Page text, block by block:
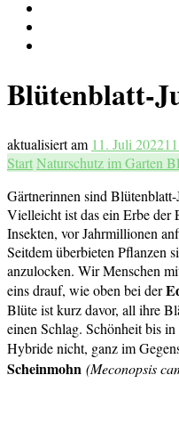
Blütenblatt-
aktualisiert am 11. Juli 2022
StartNaturschutz im Garten
Gärtnerinnen sind
Vielleicht ist das ein Erbe der
Insekten, vor Jahrmillionen
Seitdem überbieten Pflanzen
anzulocken. Wir Menschen
eins drauf, wie oben bei der
Blüte ist kurz davor, all ihre
einen Schlag. Schönheit bis
Hybride nicht, ganz im
Scheinmohn (Meconopsis